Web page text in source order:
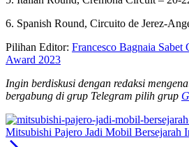
6. Spanish Round, Circuito de Jerez-
Pilihan Editor: Francesco Bagnaia
Award 2023
Ingin berdiskusi dengan redaksi
bergabung di grup Telegram pilih grup
Mitsubishi Pajero Jadi Mobil Bersejarah